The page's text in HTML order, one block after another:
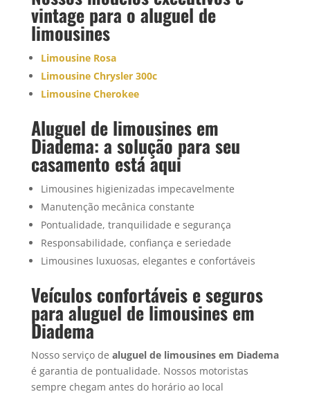
vintage para oaluguel de
limousines
Limousine Rosa
Limousine Chrysler 300c
Limousine Cherokee
Aluguel de limousines em
Diadema: a solução para seu
casamento está aqui
Limousines higienizadas impecavelmente
Manutenção mecânica constante
Pontualidade, tranquilidade e segurança
Responsabilidade, confiança e seriedade
Limousines luxuosas, elegantes e confortáveis
Veículos confortáveis e seguros
para aluguel de limousines em
Diadema
Nosso serviço de aluguel de limousines em Diadema
é garantia de pontualidade. Nossos motoristas
sempre chegam antes do horário ao local